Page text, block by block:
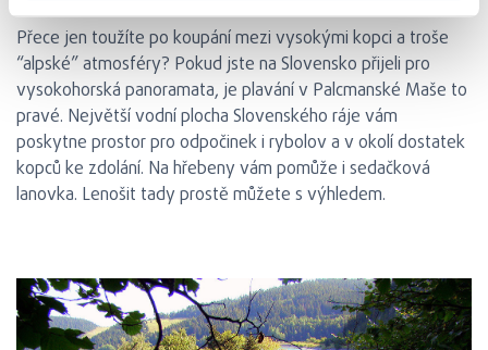
Přece jen toužíte po koupání mezi vysokými kopci a troše
“alpské” atmosféry? Pokud jste na Slovensko přijeli pro
vysokohorská panoramata, je plavání v Palcmanské Maše to
pravé. Největší vodní plocha Slovenského ráje vám
poskytne prostor pro odpočinek i rybolov a v okolí dostatek
kopců ke zdolání. Na hřebeny vám pomůže i sedačková
lanovka. Lenošit tady prostě můžete s výhledem.